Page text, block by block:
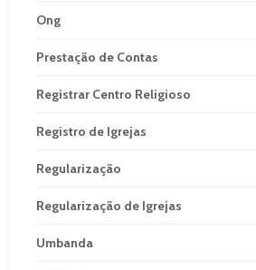
Ong
Prestação de Contas
Registrar Centro Religioso
Registro de Igrejas
Regularização
Regularização de Igrejas
Umbanda